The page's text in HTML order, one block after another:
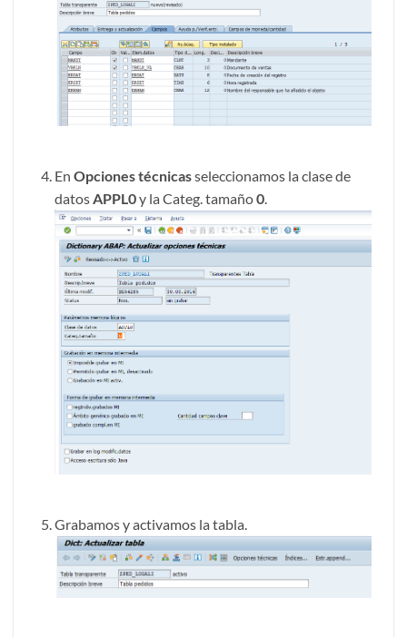
En Opciones técnicasseleccionamos la clase de
datos APPL0y la Categ. tamaño0.
Grabamos y activamos la tabla.